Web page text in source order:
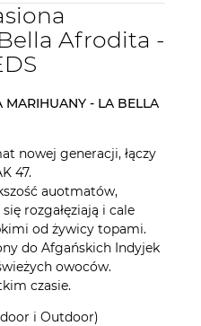
Afrodita -
- LA BELLA
nowej generacji, łączy
47.
auotmatów,
rozgałęziają i cale
od żywicy topami.
do Afgańskich Indyjek
owoców.
czasie.
i Outdoor)